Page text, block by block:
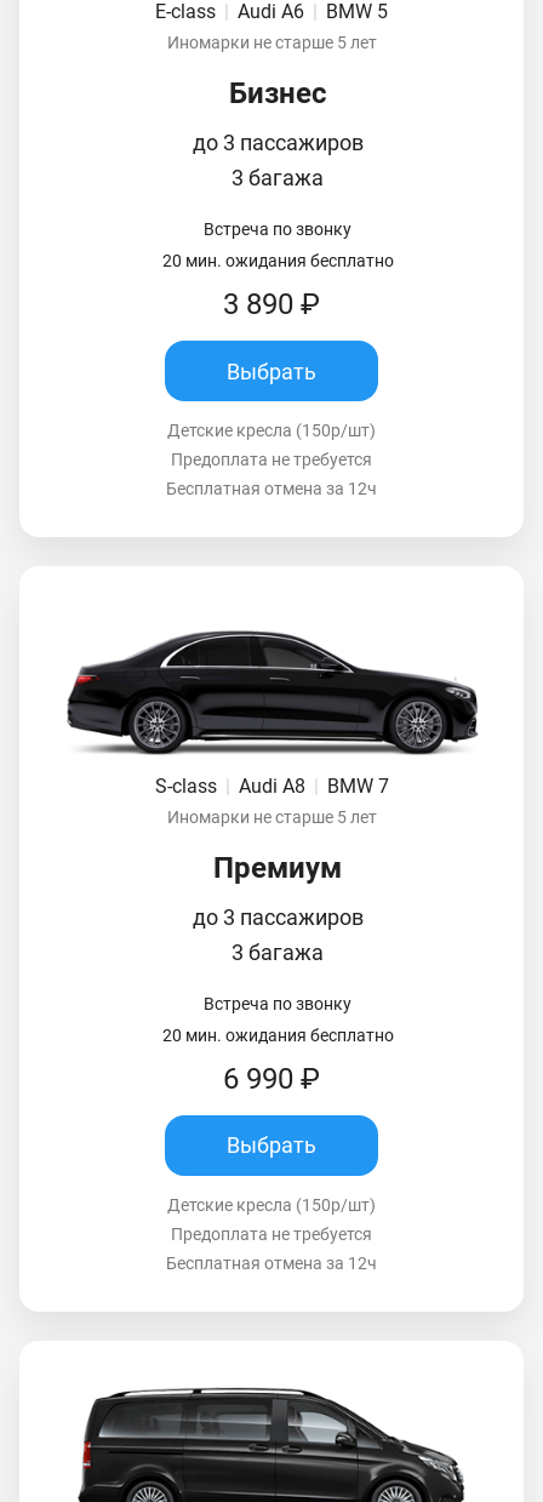
E-class | Audi A6 | BMW 5
Иномарки не старше 5 лет
Бизнес
до 3 пассажиров
3 багажа
Встреча по звонку
20 мин. ожидания бесплатно
3 890 ₽
Выбрать
Детские кресла (150р/шт)
Предоплата не требуется
Бесплатная отмена за 12ч
S-class | Audi A8 | BMW 7
Иномарки не старше 5 лет
Премиум
до 3 пассажиров
3 багажа
Встреча по звонку
20 мин. ожидания бесплатно
6 990 ₽
Выбрать
Детские кресла (150р/шт)
Предоплата не требуется
Бесплатная отмена за 12ч